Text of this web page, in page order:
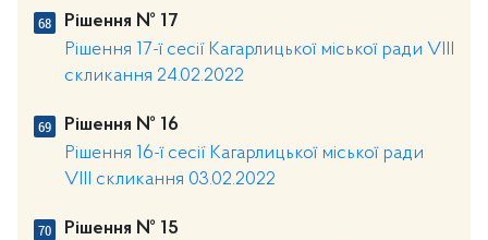
Рішення № 17
Рішення 17-ї сесії Кагарлицької міської ради VIII
скликання 24.02.2022
Рішення № 16
Рішення 16-ї сесії Кагарлицької міської ради
VIII скликання 03.02.2022
Рішення № 15